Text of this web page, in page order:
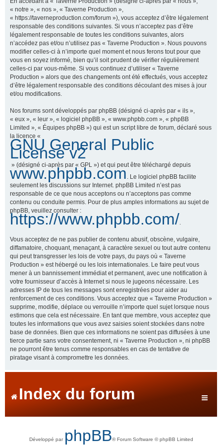
« notre », « nos », « Taverne Production »,
« https://taverneproduction.com/forum »), vous acceptez d’être légalement
responsable des conditions suivantes. Si vous n’acceptez pas d’être
légalement responsable de toutes les conditions suivantes, alors
n’accédez pas et/ou n’utilisez pas « Taverne Production ». Nous pouvons
modifier celles-ci à n’importe quel moment et nous ferons tout pour que
vous en soyez informé, bien qu’il soit prudent de vérifier régulièrement
celles-ci par vous-même. Si vous continuez d’utiliser « Taverne
Production » alors que des changements ont été effectués, vous acceptez
d’être légalement responsable des conditions découlant des mises à jour
et/ou modifications.
Nos forums sont développés par phpBB (désigné ci-après par « ils »,
« eux », « leur », « logiciel phpBB », « www.phpbb.com », « phpBB
Limited », « Équipes phpBB ») qui est un script libre de forum, déclaré sous
la licence «
GNU General Public
License v2
» (désigné ci-après par « GPL ») et qui peut être téléchargé depuis
www.phpbb.com
. Le logiciel phpBB facilite
seulement les discussions sur Internet. phpBB Limited n’est pas
responsable de ce que nous acceptons ou n’acceptons pas comme
contenu ou conduite permis. Pour de plus amples informations au sujet de
phpBB, veuillez consulter :
https://www.phpbb.com/
Vous acceptez de ne pas publier de contenu abusif, obscène, vulgaire,
diffamatoire, choquant, menaçant, à caractère sexuel ou tout autre contenu
qui peut transgresser les lois de votre pays, du pays où « Taverne
Production » est hébergé ou les lois internationales. Le faire peut vous
mener à un bannissement immédiat et permanent, avec une notification à
votre fournisseur d’accès à Internet si nous le jugeons nécessaire. Les
adresses IP de tous les messages sont enregistrées pour aider au
renforcement de ces conditions. Vous acceptez que « Taverne Production »
supprime, modifie, déplace ou verrouille n’importe quel sujet lorsque nous
estimons que cela est nécessaire. En tant que membre, vous acceptez que
toutes les informations que vous avez saisies soient stockées dans notre
base de données. Bien que ces informations ne soient pas diffusées à une
tierce partie sans votre consentement, ni « Taverne Production », ni phpBB
ne pourront être tenus comme responsables en cas de tentative de
piratage visant à compromettre les données.
Index du forum
Développé par phpBB® Forum Software © phpBB Limited